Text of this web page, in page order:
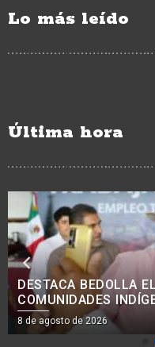
Lo más leído
Última hora
AVANZA
INDÍGENAS, CON
ROGELIO
8 de agosto de 2026